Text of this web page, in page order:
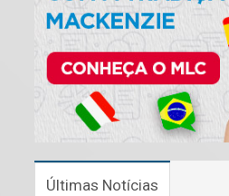
Últimas Notícias